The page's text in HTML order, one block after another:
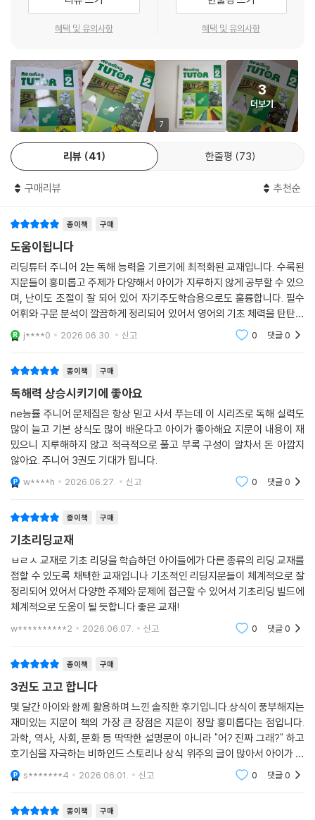
- 초등 고학년~예비중 교육과정의 중요 어휘와 문법 반영
- 정답의 이유를 쉽게 설명해 주는 친절한 문제 해설
- 지문을 빠르게 해석할 수 있는 방법을 보여주는 직독직해 코너
- 해석이 안 되는 부분이 없도록 도와주는 구문 해설
5. 리딩튜터 주니어로 공부하는 학습자들이 누리는 혜택
- QR코드로 듣는 지문
- 지문 MP3 파일
- NE Waffle 서비스
혜택 및 유의사항 혜택 및 유의사항
7
3
더보기
리뷰 41 한줄평 73
구매리뷰 추천순
종이책 구매
도움이됩니다
리딩튜터 주니어 2는 독해 능력을 기르기에 최적화된 교재입니다. 수록된
지문들이 흥미롭고 주제가 다양해서 아이가 지루하지 않게 공부할 수 있으
며, 난이도 조절이 잘 되어 있어 자기주도학습용으로도 훌륭합니다. 필수
어휘와 구문 분석이 깔끔하게 정리되어 있어서 영어의 기초 체력을 탄탄하
게 다지는 데 큰 도움이 됩니다
j****0 2026.06.30. 신고 0 댓글0
종이책 구매
독해력 상승시키기에 좋아요
ne능률 주니어 문제집은 항상 믿고 사서 푸는데 이 시리즈로 독해 실력도
많이 늘고 기본 상식도 많이 배운다고 아이가 좋아해요 지문이 내용이 재
밌으니 지루해하지 않고 적극적으로 풀고 부록 구성이 알차서 돈 아깝지
않아요. 주니어 3권도 기대가 됩니다.
w****h 2026.06.27. 신고 0 댓글0
종이책 구매
기초리딩교재
ㅂㄹㅅ 교재로 기초 리딩을 학습하던 아이들에가 다른 종류의 리딩 교재를
접할 수 있도록 채택한 교재입니나 기초적인 리딩지문들이 체계적으로 잘
정리되어 있어서 다양한 주제와 문제에 접근할 수 있어서 기초리딩 빌드에
체계적으로 도움이 될 듯합니다 좋은 교재!
w**********2 2026.06.07. 신고 0 댓글0
종이책 구매
3권도 고고 합니다
몇 달간 아이와 함께 활용하며 느낀 솔직한 후기입니다.상식이 풍부해지는
재미있는 지문이 책의 가장 큰 장점은 지문이 정말 흥미롭다는 점입니다.
과학, 역사, 사회, 문화 등 딱딱한 설명문이 아니라 "어? 진짜 그래?" 하고
호기심을 자극하는 비하인드 스토리나 상식 위주의 글이 많아서 아이가 지
루해하지 않고 소설책 읽듯 재밌게 읽습니다.독해와 어휘, 문법까지 한 번
에단순히 문
s*******4 2026.06.01. 신고 0 댓글0
종이책 구매